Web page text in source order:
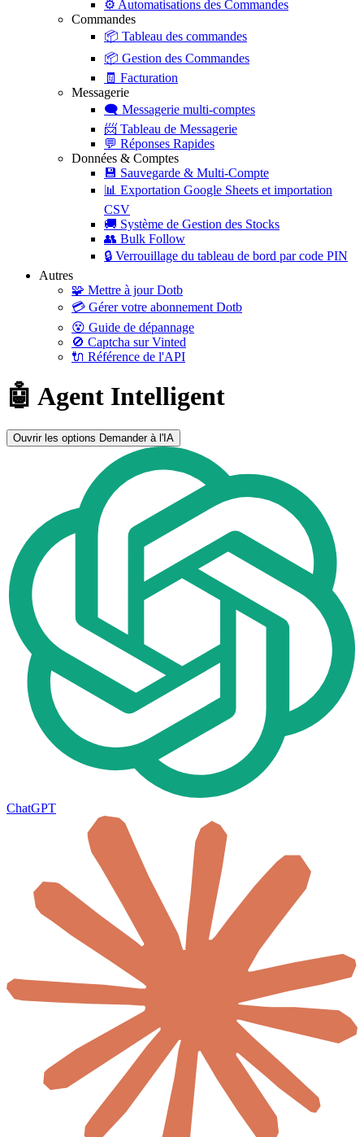
⚙️ Automatisations des Commandes
Commandes
📦 Tableau des commandes
📦 Gestion des Commandes
🧾 Facturation
Messagerie
🗨️ Messagerie multi-comptes
📨 Tableau de Messagerie
💬 Réponses Rapides
Données & Comptes
💾 Sauvegarde & Multi-Compte
📊 Exportation Google Sheets et importation
CSV
🚚 Système de Gestion des Stocks
👥 Bulk Follow
🔒 Verrouillage du tableau de bord par code PIN
Autres
🧩 Mettre à jour Dotb
💳 Gérer votre abonnement Dotb
😵 Guide de dépannage
🚫 Captcha sur Vinted
🔌 Référence de l'API
🤖 Agent Intelligent
Ouvrir les options Demander à l'IA
ChatGPT